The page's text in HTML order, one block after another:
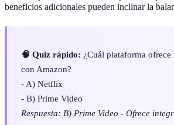
beneficios adicionales pueden inclinar la
🧠 Quiz rápido: ¿Cuál plataforma
con Amazon?
- A) Netflix
- B) Prime Video
Respuesta: B) Prime Video - Ofrece